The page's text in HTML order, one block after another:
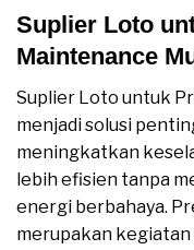
Suplier Loto
Maintenance
Suplier Loto untuk
menjadi solusi
meningkatkan
lebih efisien tanpa
energi berbahaya.
merupakan